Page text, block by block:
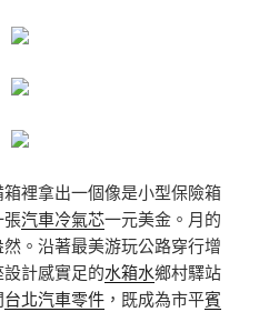
裡拿出一個像是小型保險箱
張汽車冷氣芯一元美金。月的
。沿著最美游玩公路穿行增
計感實足的水箱水鄉村驛站
台北汽車零件 ，既成為市平賓